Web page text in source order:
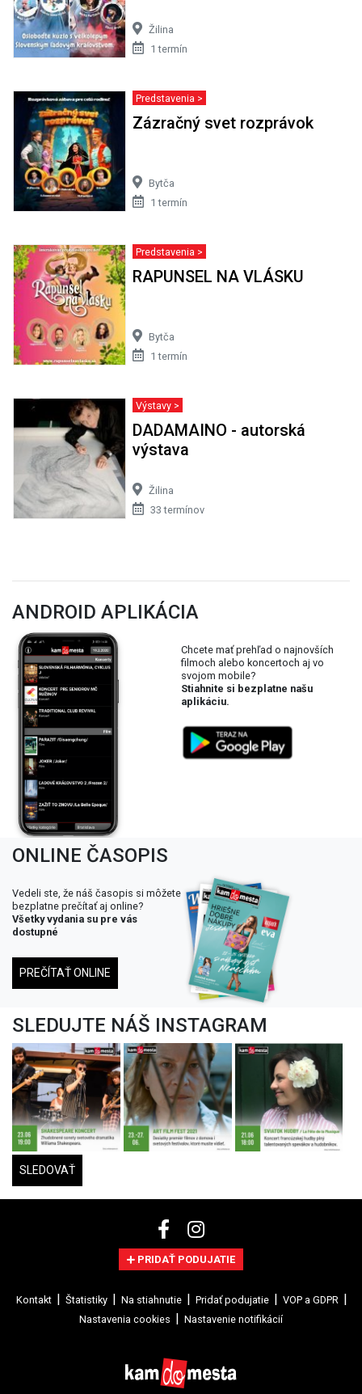
Žilina
1 termín
Predstavenia >
Zázračný svet rozprávok
Bytča
1 termín
Predstavenia >
RAPUNSEL NA VLÁSKU
Bytča
1 termín
Výstavy >
DADAMAINO - autorská
výstava
Žilina
33 termínov
ANDROID APLIKÁCIA
Chcete mať prehľad o najnovších
filmoch alebo koncertoch aj vo
svojom mobile?
Stiahnite si bezplatne našu
aplikáciu.
ONLINE ČASOPIS
Vedeli ste, že náš časopis si môžete
bezplatne prečítať aj online?
Všetky vydania su pre vás
dostupné
PREČÍTAŤ ONLINE
SLEDUJTE NÁŠ INSTAGRAM
SLEDOVAŤ
PRIDAŤ PODUJATIE
Kontakt Štatistiky Na stiahnutie Pridať podujatie
VOP a GDPR
Nastavenia cookies
Nastavenie notifikácií